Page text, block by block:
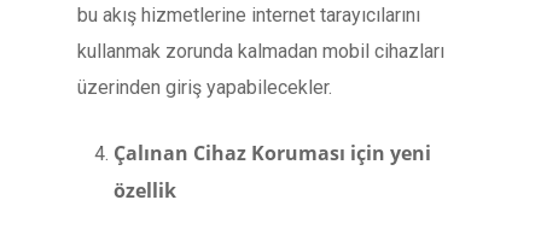
bu akış hizmetlerine internet tarayıcılarını
kullanmak zorunda kalmadan mobil cihazları
üzerinden giriş yapabilecekler.
Çalınan Cihaz Koruması için yeni
özellik